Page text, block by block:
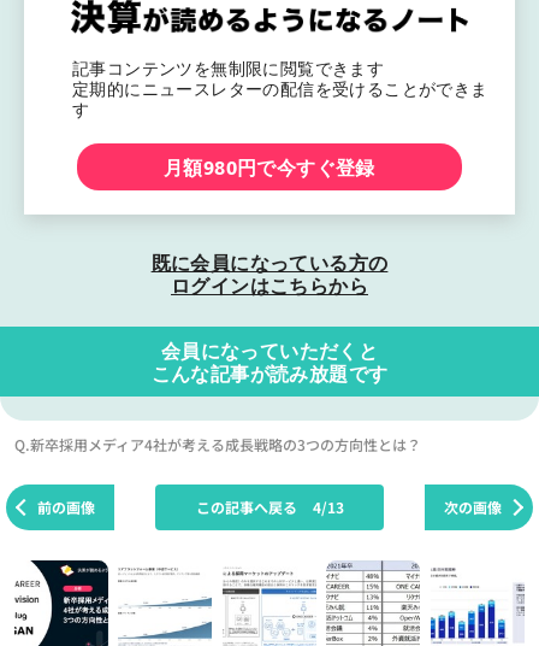
記事コンテンツを無制限に閲覧できます
定期的にニュースレターの配信を受けることができま
す
月額980円で今すぐ登録
既に会員になっている方の
ログインはこちらから
会員になっていただくと
こんな記事が読み放題です
Q.新卒採用メディア4社が考える成長戦略の3つの方向性とは？
前の画像 次の画像
この記事へ戻る 4/13